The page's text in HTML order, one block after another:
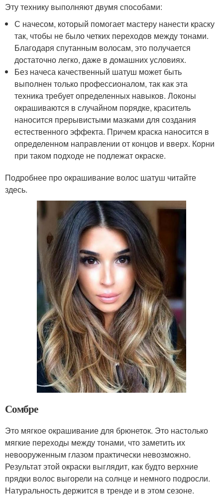
Эту технику выполняют двумя способами:
С начесом, который помогает мастеру нанести краску
так, чтобы не было четких переходов между тонами.
Благодаря спутанным волосам, это получается
достаточно легко, даже в домашних условиях.
Без начеса качественный шатуш может быть
выполнен только профессионалом, так как эта
техника требует определенных навыков. Локоны
окрашиваются в случайном порядке, краситель
наносится прерывистыми мазками для создания
естественного эффекта. Причем краска наносится в
определенном направлении от концов и вверх. Корни
при таком подходе не подлежат окраске.
Подробнее про окрашивание волос шатуш читайте
здесь.
Сомбре
Это мягкое окрашивание для брюнеток. Это настолько
мягкие переходы между тонами, что заметить их
невооруженным глазом практически невозможно.
Результат этой окраски выглядит, как будто верхние
прядки волос выгорели на солнце и немного подросли.
Натуральность держится в тренде и в этом сезоне.